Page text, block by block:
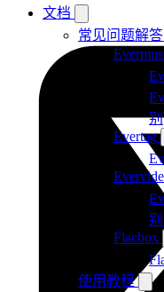
文档
常见问题解答
别
Evertag
别
Flacbox
使用教程